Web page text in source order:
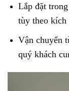
Lắp đặt
tùy theo kích
Vận chuyển
quý khách